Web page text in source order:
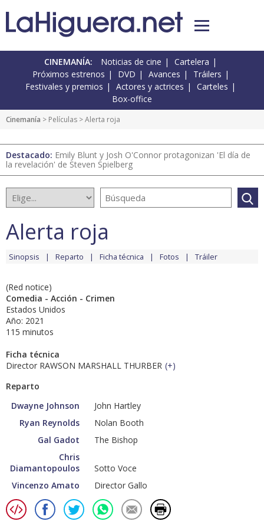
CINEMANÍA: Noticias de cine
Cartelera
Próximos estrenos
DVD Avances
Tráilers
Festivales y premios
Actores y actrices
Carteles
Box-office
Cinemanía > Películas > Alerta roja
Destacado: Emily Blunt y Josh O'Connor protagonizan 'El día de
la revelación' de Steven Spielberg
Alerta roja
Sinopsis Reparto Ficha técnica Fotos Tráiler
(Red notice)
Comedia - Acción - Crimen
Estados Unidos
Año: 2021
115 minutos
Ficha técnica
Director RAWSON MARSHALL THURBER (+)
Reparto
Dwayne Johnson
John Hartley
Ryan Reynolds
Nolan Booth
Gal Gadot
The Bishop
Chris
Diamantopoulos
Sotto Voce
Vincenzo Amato
Director Gallo